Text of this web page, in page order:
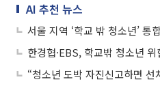
AI 추천 뉴스